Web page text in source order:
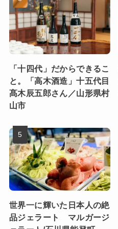
「十四代」だからできるこ
と。「高木酒造」十五代目
髙木辰五郎さん／山形県村
山市
世界一に輝いた日本人の絶
品ジェラート マルガージ